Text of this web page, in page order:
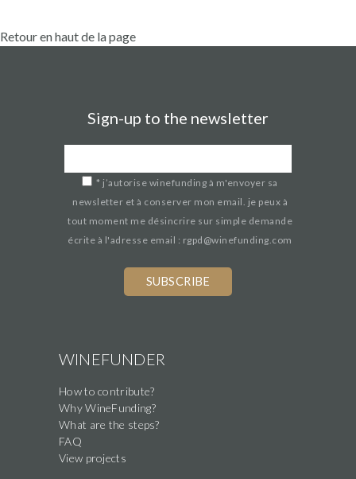
Retour en haut de la page
Sign-up to the newsletter
* j’autorise winefunding à m'envoyer sa
newsletter et à conserver mon email. je peux à
tout moment me désincrire sur simple demande
écrite à l'adresse email : rgpd@winefunding.com
WINEFUNDER
How to contribute?
Why WineFunding?
What are the steps?
FAQ
View projects